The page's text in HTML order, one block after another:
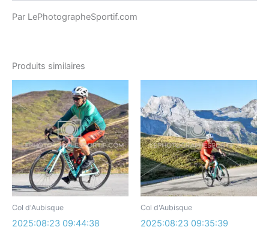
Par LePhotographeSportif.com
Produits similaires
Col d'Aubisque
2025:08:23 09:44:38
Col d'Aubisque
2025:08:23 09:35:39